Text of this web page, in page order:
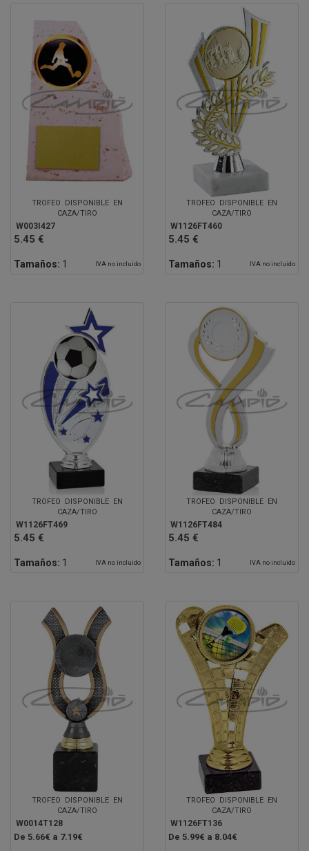
TROFEO DISPONIBLE EN
CAZA/TIRO
W003I427
5.45 €
Tamaños: 1 IVA no incluido
TROFEO DISPONIBLE EN
CAZA/TIRO
W1126FT460
5.45 €
Tamaños: 1 IVA no incluido
TROFEO DISPONIBLE EN
CAZA/TIRO
W1126FT469
5.45 €
Tamaños: 1 IVA no incluido
TROFEO DISPONIBLE EN
CAZA/TIRO
W1126FT484
5.45 €
Tamaños: 1 IVA no incluido
TROFEO DISPONIBLE EN
CAZA/TIRO
W0014T128
De 5.66€ a 7.19€
TROFEO DISPONIBLE EN
CAZA/TIRO
W1126FT136
De 5.99€ a 8.04€